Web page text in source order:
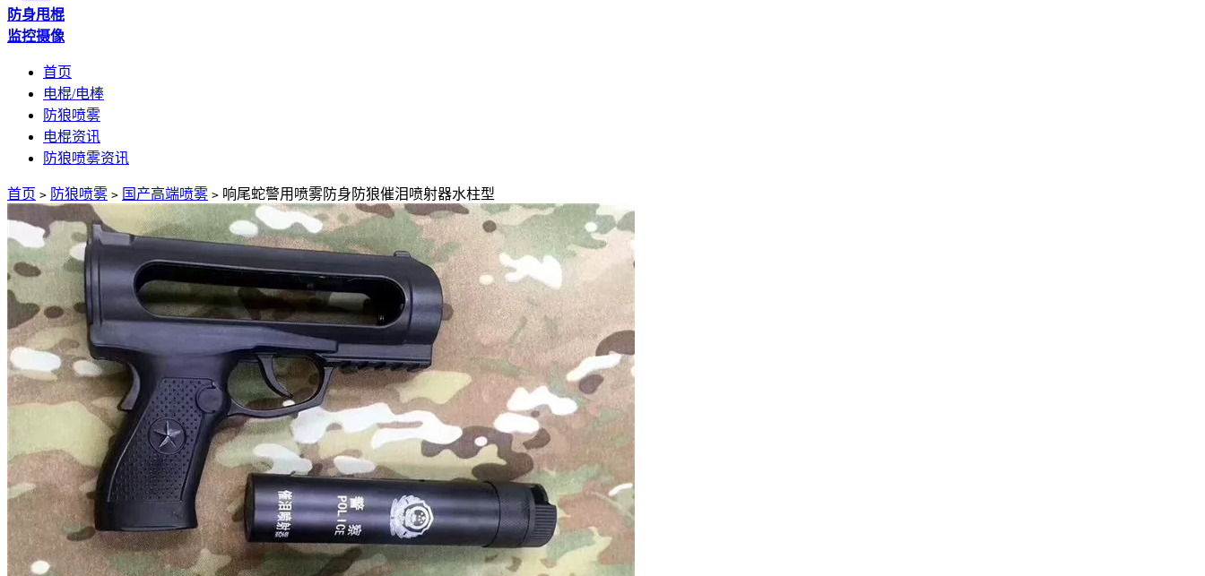
防身甩棍
监控摄像
首页
电棍/电棒
防狼喷雾
电棍资讯
防狼喷雾资讯
首页 > 防狼喷雾 > 国产高端喷雾 > 响尾蛇警用喷雾防身防狼催泪喷射器水柱型